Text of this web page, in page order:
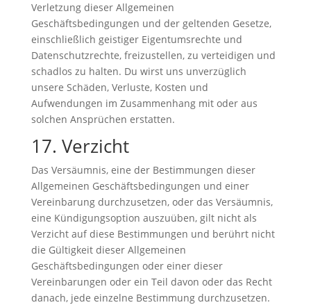
Verletzung dieser Allgemeinen
Geschäftsbedingungen und der geltenden Gesetze,
einschließlich geistiger Eigentumsrechte und
Datenschutzrechte, freizustellen, zu verteidigen und
schadlos zu halten. Du wirst uns unverzüglich
unsere Schäden, Verluste, Kosten und
Aufwendungen im Zusammenhang mit oder aus
solchen Ansprüchen erstatten.
17. Verzicht
Das Versäumnis, eine der Bestimmungen dieser
Allgemeinen Geschäftsbedingungen und einer
Vereinbarung durchzusetzen, oder das Versäumnis,
eine Kündigungsoption auszuüben, gilt nicht als
Verzicht auf diese Bestimmungen und berührt nicht
die Gültigkeit dieser Allgemeinen
Geschäftsbedingungen oder einer dieser
Vereinbarungen oder ein Teil davon oder das Recht
danach, jede einzelne Bestimmung durchzusetzen.